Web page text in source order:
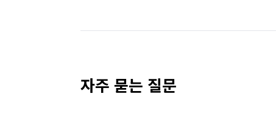
자주 묻는 질문